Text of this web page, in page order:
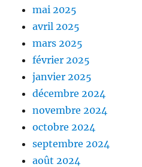
mai 2025
avril 2025
mars 2025
février 2025
janvier 2025
décembre 2024
novembre 2024
octobre 2024
septembre 2024
août 2024